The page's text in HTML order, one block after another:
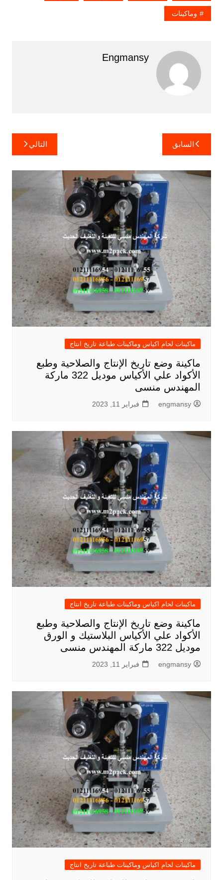
وماكينات
Engmansy
تصفّح
المقالات
السابق التالي
ماكينات لحام اكياس وماكينات طباعة تاريخ انتاج
ماكينة وضع تاريخ الإنتاج والصلاحية وطبع
الأكواد علي الأكياس موديل 322 ماركة
المهندس منسى
engmansy فبراير 11, 2023
ماكينات لحام اكياس وماكينات طباعة تاريخ انتاج
ماكينة وضع تاريخ الإنتاج والصلاحية وطبع
الأكواد علي الأكياس البلاستيك و الورق
موديل 322 ماركة المهندس منسى
engmansy فبراير 11, 2023
ماكينات لحام اكياس وماكينات طباعة تاريخ انتاج